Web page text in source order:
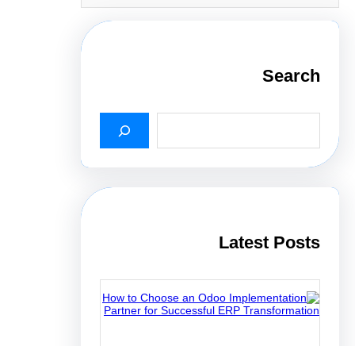
Search
a
Latest Posts